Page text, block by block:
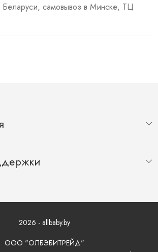
Беларуси, самовывоз в Минске, ТЦ
2026 - allbaby.by
ООО "ОЛБЭБИТРЕЙД"